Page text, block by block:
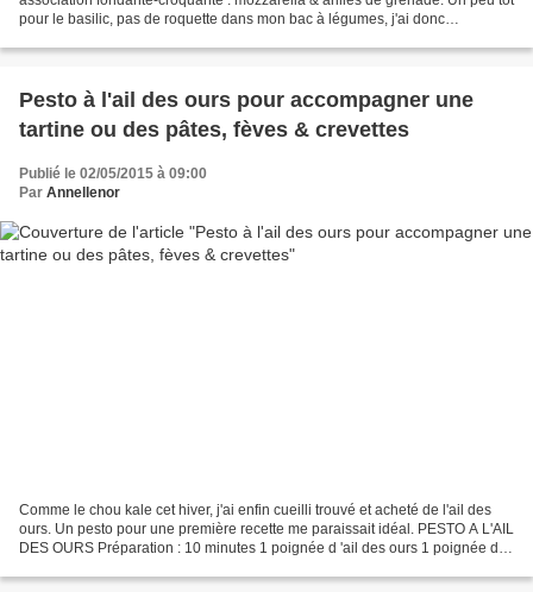
pour le basilic, pas de roquette dans mon bac à légumes, j'ai donc
Pesto à l'ail des ours pour accompagner une
tartine ou des pâtes, fèves & crevettes
Publié le 02/05/2015 à 09:00
Par Annellenor
Comme le chou kale cet hiver, j'ai enfin cueilli trouvé et acheté de l'ail des
ours. Un pesto pour une première recette me paraissait idéal. PESTO A L'AIL
DES OURS Préparation : 10 minutes 1 poignée d 'ail des ours 1 poignée de